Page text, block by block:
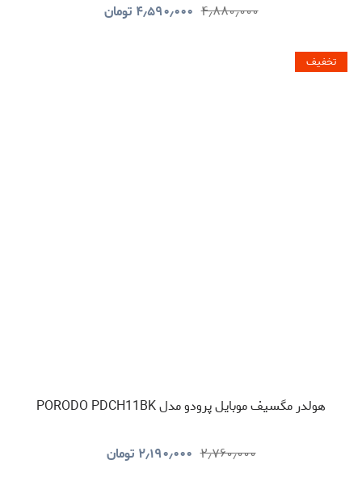
۴٫۸۸۰٫۰۰۰ ۴٫۵۹۰٫۰۰۰ تومان
تخفیف
هولدر مگسیف موبایل پرودو مدل PORODO PDCH11BK
۲٫۷۶۰٫۰۰۰ ۲٫۱۹۰٫۰۰۰ تومان